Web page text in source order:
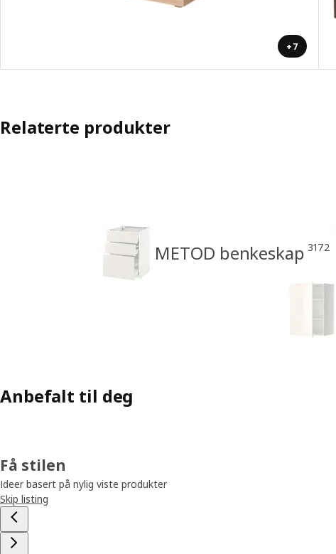
+7
Relaterte produkter
METOD benkeskap 3172
Anbefalt til deg
Få stilen
Ideer basert på nylig viste produkter
Skip listing